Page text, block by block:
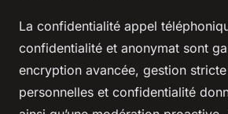
La confidentialité appel
confidentialité et anonymat sont
encryption avancée, gestion
personnelles et confidentialité